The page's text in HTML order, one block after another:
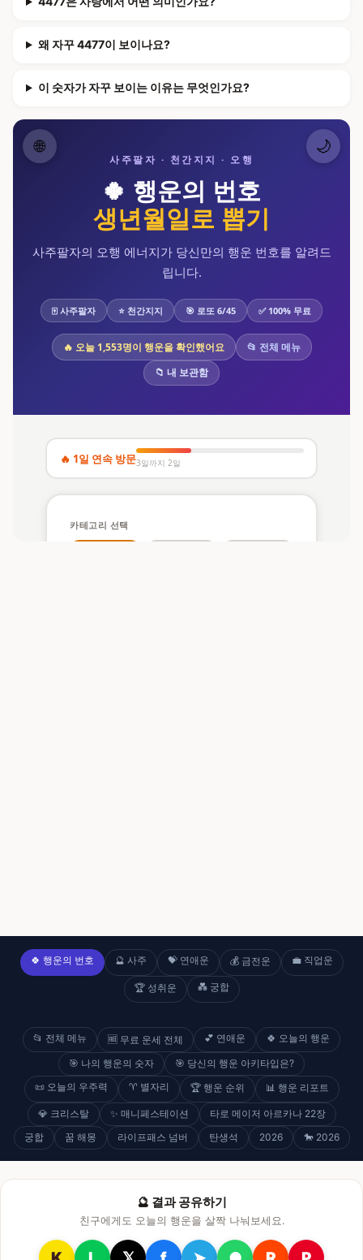
왜 자꾸 4477이 보이나요?
이 숫자가 자꾸 보이는 이유는 무엇인가요?
🍀 행운의 번호 🔮 사주 💝 연애운 💰 금전운 💼 직업운
🏆 성취운 💑 궁합
📂 전체 메뉴 🆓 무료 운세 전체 💕 연애운 🍀 오늘의 행운
🎯 나의 행운의 숫자
🎯 당신의 행운 아키타입은?
📜 오늘의 우주력
♈ 별자리 🏆 행운 순위 📊 행운 리포트
💎 크리스탈 ✨ 매니페스테이션
타로 메이저 아르카나 22장
궁합
꿈 해몽 라이프패스 넘버 탄생석 2026 🐎 2026
🔮 결과 공유하기
친구에게도 오늘의 행운을 살짝 나눠보세요.